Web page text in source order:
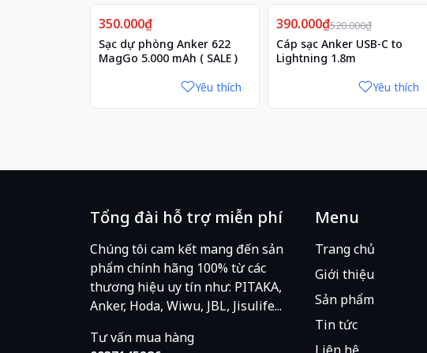
350.000₫
Sạc dự phòng Anker 622
MagGo 5.000 mAh ( SALE )
Yêu thích
Giảm25%
390.000₫520.000₫
Cáp sạc Anker USB-C to
Lightning 1.8m
Yêu thích
Tổng đài hỗ trợ miễn phí
Chúng tôi cam kết mang đến sản
phẩm chính hãng 100% từ các
thương hiệu uy tín như: PITAKA,
Anker, Hoda, Wiwu, JBL, Jisulife...
Tư vấn mua hàng
Menu
Trang chủ
Giới thiệu
Sản phẩm
Tin tức